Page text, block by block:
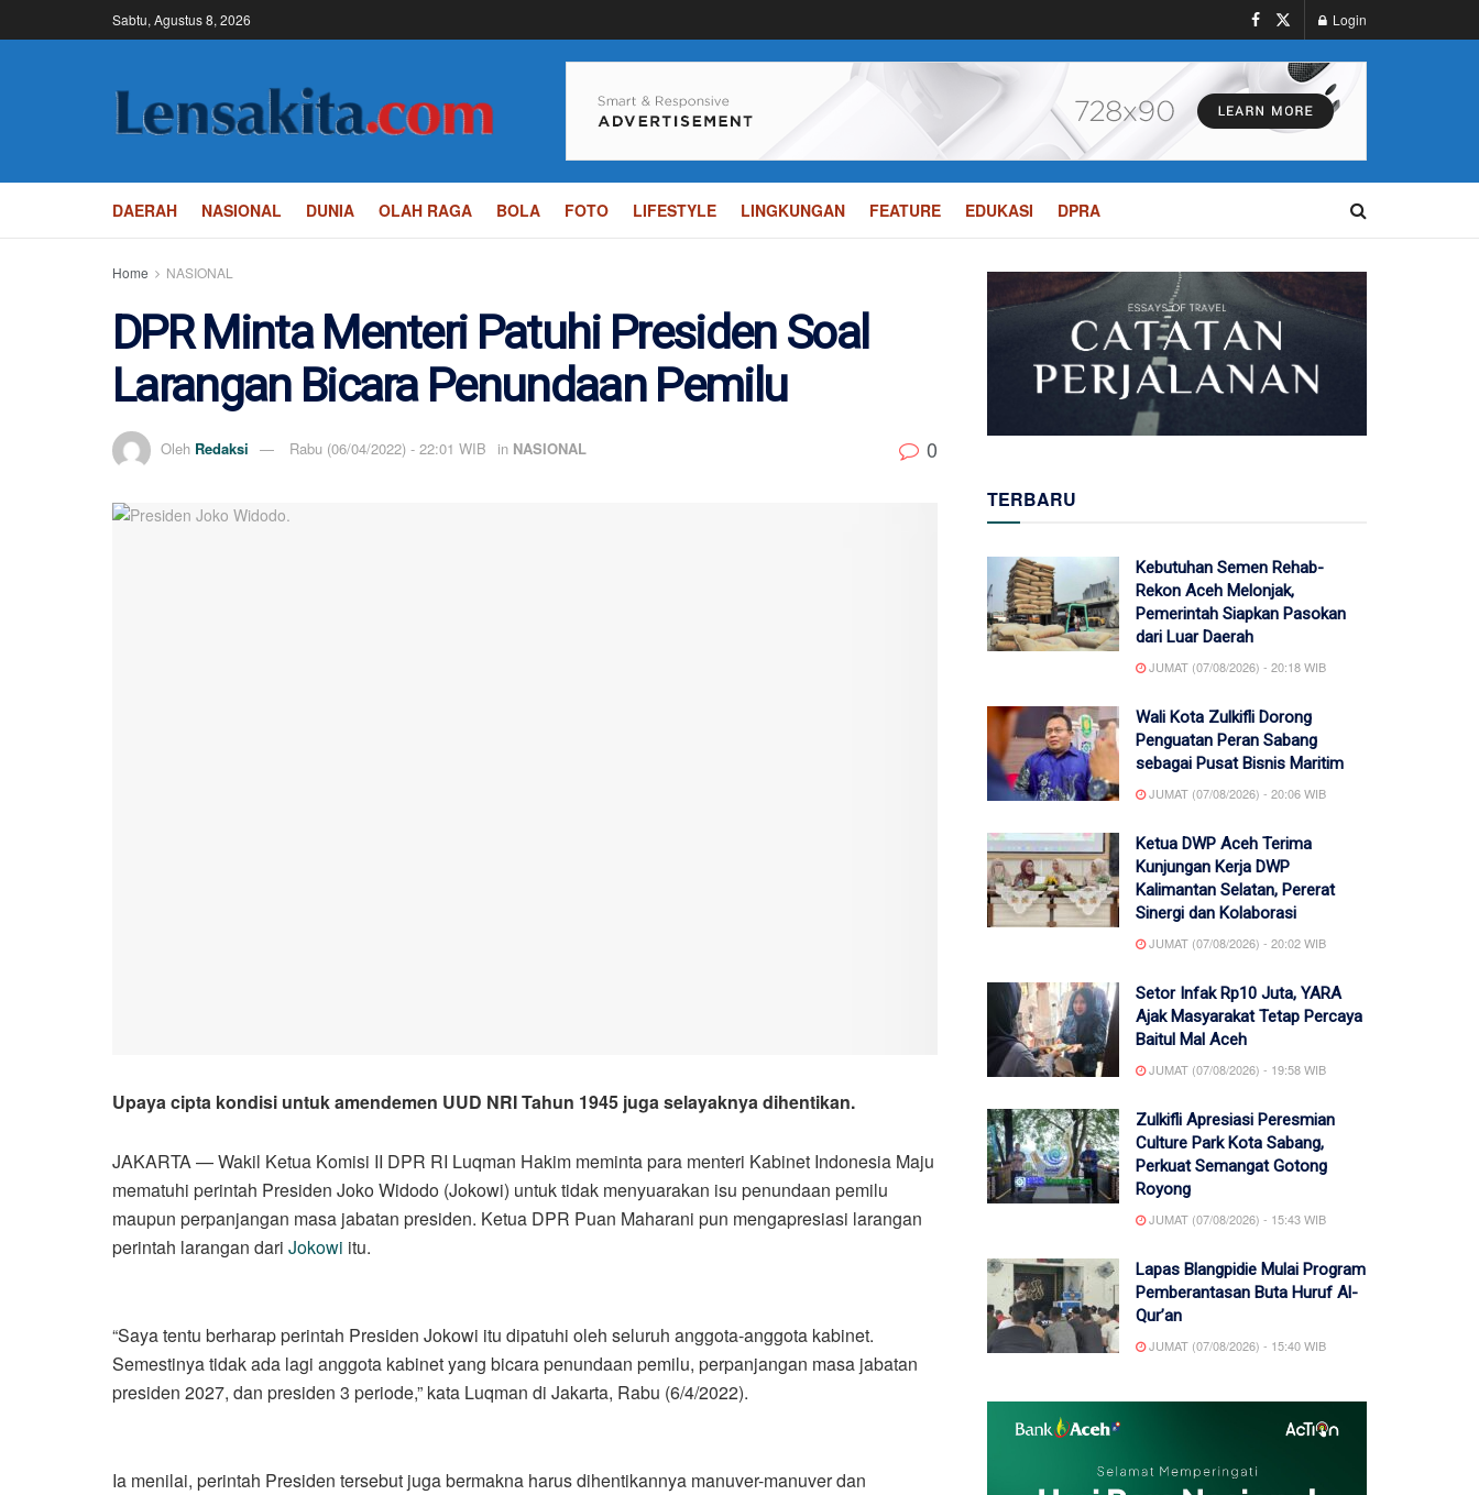
Sabtu, Agustus 8, 2026 Login
DAERAH NASIONAL DUNIA OLAH RAGA BOLA FOTO LIFESTYLE LINGKUNGAN FEATURE EDUKASI DPRA
Home NASIONAL
DPR Minta Menteri Patuhi Presiden Soal
Larangan Bicara Penundaan Pemilu
Oleh Redaksi Rabu (06/04/2022) - 22:01 WIB in NASIONAL 0
Upaya cipta kondisi untuk amendemen UUD NRI Tahun 1945 juga selayaknya dihentikan.
JAKARTA — Wakil Ketua Komisi II DPR RI Luqman Hakim meminta para menteri Kabinet Indonesia Maju
mematuhi perintah Presiden Joko Widodo (Jokowi) untuk tidak menyuarakan isu penundaan pemilu
maupun perpanjangan masa jabatan presiden. Ketua DPR Puan Maharani pun mengapresiasi larangan
perintah larangan dari Jokowi itu.
“Saya tentu berharap perintah Presiden Jokowi itu dipatuhi oleh seluruh anggota-anggota kabinet.
Semestinya tidak ada lagi anggota kabinet yang bicara penundaan pemilu, perpanjangan masa jabatan
presiden 2027, dan presiden 3 periode,” kata Luqman di Jakarta, Rabu (6/4/2022).
Ia menilai, perintah Presiden tersebut juga bermakna harus dihentikannya manuver-manuver dan
TERBARU
Kebutuhan Semen Rehab-
Rekon Aceh Melonjak,
Pemerintah Siapkan Pasokan
dari Luar Daerah
JUMAT (07/08/2026) - 20:18 WIB
Wali Kota Zulkifli Dorong
Penguatan Peran Sabang
sebagai Pusat Bisnis Maritim
JUMAT (07/08/2026) - 20:06 WIB
Ketua DWP Aceh Terima
Kunjungan Kerja DWP
Kalimantan Selatan, Pererat
Sinergi dan Kolaborasi
JUMAT (07/08/2026) - 20:02 WIB
Setor Infak Rp10 Juta, YARA
Ajak Masyarakat Tetap Percaya
Baitul Mal Aceh
JUMAT (07/08/2026) - 19:58 WIB
Zulkifli Apresiasi Peresmian
Culture Park Kota Sabang,
Perkuat Semangat Gotong
Royong
JUMAT (07/08/2026) - 15:43 WIB
Lapas Blangpidie Mulai Program
Pemberantasan Buta Huruf Al-
Qur’an
JUMAT (07/08/2026) - 15:40 WIB